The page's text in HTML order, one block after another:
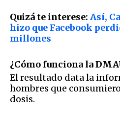
Quizá te interese: Así,
hizo que Facebook
millones
¿Cómo funciona la
El resultado data la
hombres que
dosis.